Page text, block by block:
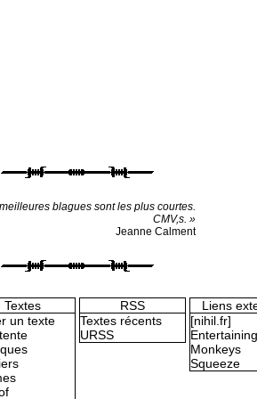
blagues sont les plus courtes.
CMV,s. »
Jeanne Calment
Textes
un texte
RSS
Textes récents
URSS
Liens
[nihil.fr]
Entertaining
Monkeys
Squeeze